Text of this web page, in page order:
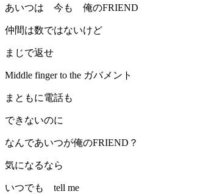
あいつは 今も 俺のFRIEND
仲間は数ではないけど
まじで返せ
Middle finger to the ガバメント
まともに電話も
できないのに
なんであいつが俺のFRIEND？
気になるなら
いつでも tell me